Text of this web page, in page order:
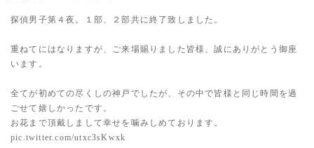
探偵男子第４夜。１部、２部共に終了致しました。
重ねてにはなりますが、ご来場賜りました皆様、誠にありがとう御座
います。
全てが初めての尽くしの神戸でしたが、その中で皆様と同じ時間を過
ごせて嬉しかったです。
お花まで頂戴しまして幸せを噛みしめております。
pic.twitter.com/utxc3sKwxk